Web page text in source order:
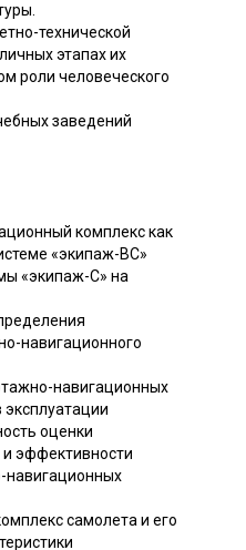
технической
этапах их
роли человеческого
заведений
комплекс как
«экипаж-ВС»
«экипаж-С» на
навигационного
навигационных
оценки
эффективности
навигационных
самолета и его